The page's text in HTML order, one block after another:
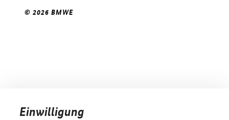
© 2026 BMWE
Einwilligung